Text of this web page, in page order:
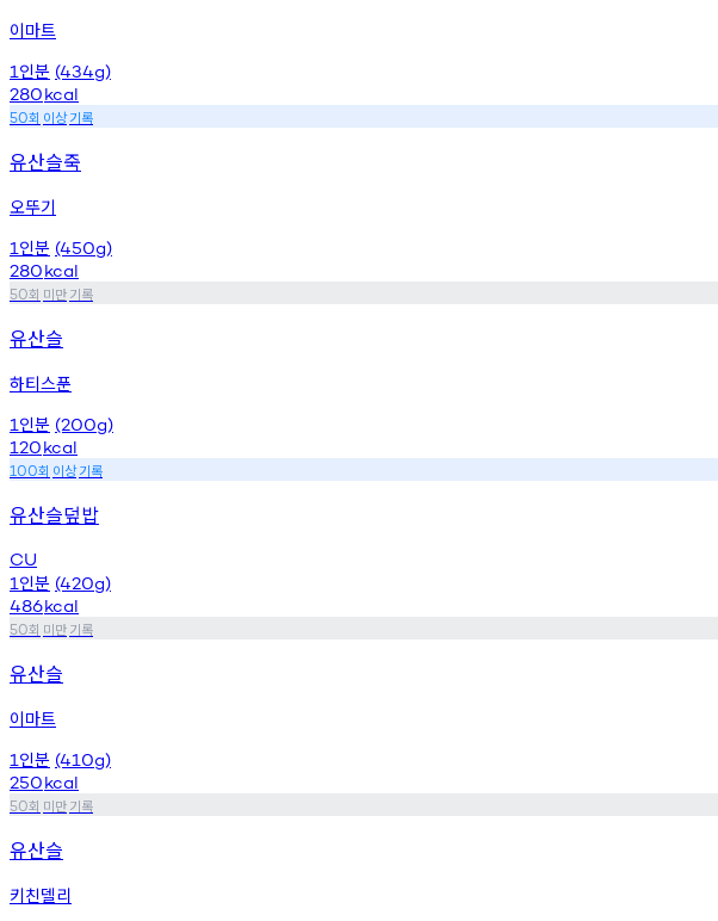
이마트
1 인분 (434g)
280kcal
50회 이상기록
유산슬죽
오뚜기
1 인분 (450g)
280kcal
50회 미만기록
유산슬
하티스푼
1 인분 (200g)
120kcal
100회 이상기록
유산슬덮밥
CU
1 인분 (420g)
486kcal
50회 미만기록
유산슬
이마트
1 인분 (410g)
250kcal
50회 미만기록
유산슬
키친델리